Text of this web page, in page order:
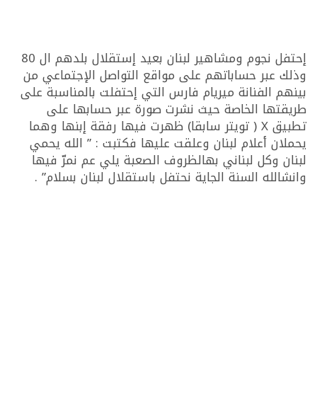
إحتفل نجوم ومشاهير لبنان بعيد إستقلال بلدهم ال 80
وذلك عبر حساباتهم على مواقع التواصل الإجتماعي من
بينهم الفنانة ميريام فارس التي إحتفلت بالمناسبة على
طريقتها الخاصة حيث نشرت صورة عبر حسابها على
تطبيق X ( تويتر سابقا) ظهرت فيها رفقة إبنها وهما
يحملان أعلام لبنان وعلقت عليها فكتبت : ” الله يحمي
لبنان وكل لبناني بهالظروف الصعبة يلي عم نمرّ فيها
وانشالله السنة الجاية نحتفل باستقلال لبنان بسلام” .